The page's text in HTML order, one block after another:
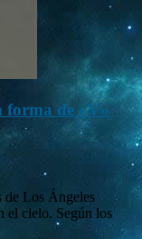
forma de «V»
de Los Ángeles
el cielo. Según los